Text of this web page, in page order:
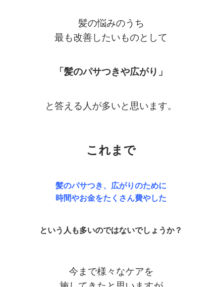
髪の悩みのうち
最も改善したいものとして
「髪のパサつきや広がり」
と答える人が多いと思います。
これまで
髪のパサつき、広がりのために
時間やお金をたくさん費やした
という人も多いのではないでしょうか？
今まで様々なケアを